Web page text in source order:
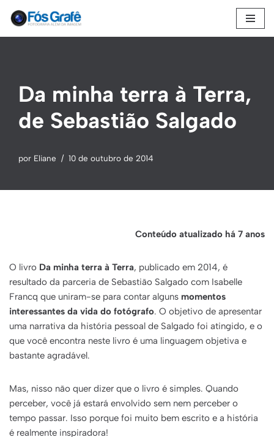
Da minha terra à Terra,
de Sebastião Salgado
por Eliane 10 de outubro de 2014
Conteúdo atualizado há 7 anos
O livro Da minha terra à Terra, publicado em 2014, é
resultado da parceria de Sebastião Salgado com Isabelle
Francq que uniram-se para contar alguns momentos
interessantes da vida do fotógrafo. O objetivo de apresentar
uma narrativa da história pessoal de Salgado foi atingido, e o
que você encontra neste livro é uma linguagem objetiva e
bastante agradável.
Mas, nisso não quer dizer que o livro é simples. Quando
perceber, você já estará envolvido sem nem perceber o
tempo passar. Isso porque foi muito bem escrito e a história
é realmente inspiradora!